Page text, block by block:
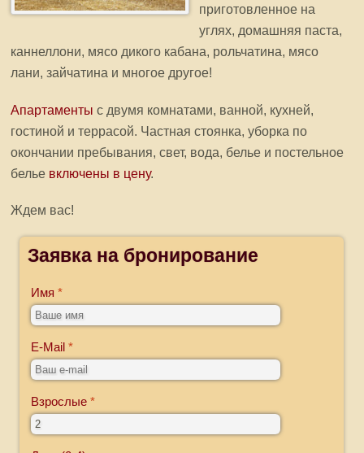
приготовленное на
углях, домашняя паста,
каннеллони, мясо дикого кабана, рольчатина, мясо
лани, зайчатина и многое другое!
Апартаменты с двумя комнатами, ванной, кухней,
гостиной и террасой. Частная стоянка, уборка по
окончании пребывания, свет, вода, белье и постельное
белье включены в цену.
Ждем вас!
Заявка на бронирование
Имя
E-Mail
Взрослые